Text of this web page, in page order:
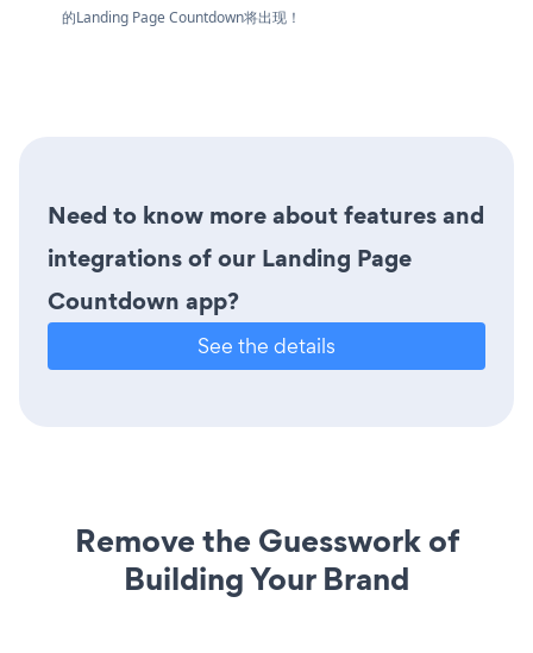
的Landing Page Countdown将出现！
Need to know more about features and
integrations of our Landing Page
Countdown app?
See the details
Remove the Guesswork of
Building Your Brand